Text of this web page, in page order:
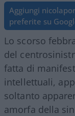
Aggiungi
preferite su
Lo scorso
del
fatta di
intellettuali,
soltanto
amorfa della